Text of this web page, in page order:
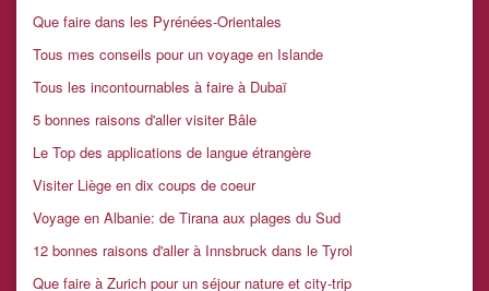
Que faire dans les Pyrénées-Orientales
Tous mes conseils pour un voyage en Islande
Tous les incontournables à faire à Dubaï
5 bonnes raisons d'aller visiter Bâle
Le Top des applications de langue étrangère
Visiter Liège en dix coups de coeur
Voyage en Albanie: de Tirana aux plages du Sud
12 bonnes raisons d'aller à Innsbruck dans le Tyrol
Que faire à Zurich pour un séjour nature et city-trip